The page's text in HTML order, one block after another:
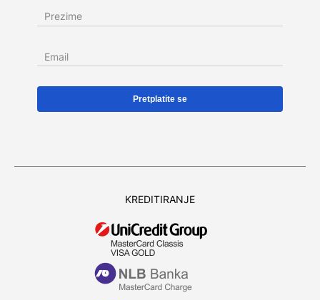
Prezime
Email
KREDITIRANJE